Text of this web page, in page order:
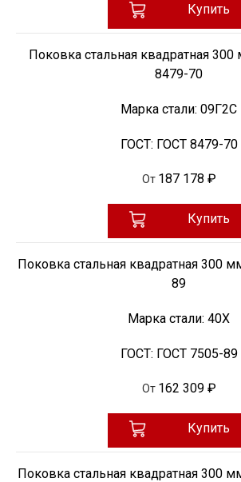
Купить
Поковка стальная квадратная
8479-70
Марка стали: 09Г2С
ГОСТ: ГОСТ 8479-70
От 187 178 ₽
Купить
Поковка стальная квадратная 300
89
Марка стали: 40Х
ГОСТ: ГОСТ 7505-89
От 162 309 ₽
Купить
Поковка стальная квадратная 300